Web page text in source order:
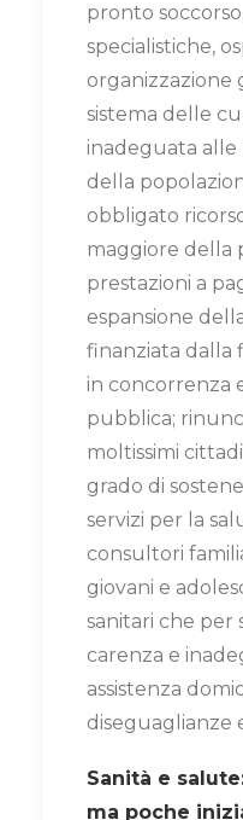
pronto
specialistiche,
organizzazione
sistema delle
inadeguata
della
obbligato
maggiore della
prestazioni a
espansione
finanziata dalla
in concorrenza
pubblica;
moltissimi
grado di
servizi per la
consultori
giovani e
sanitari che per
carenza e
assistenza
diseguaglianze
Sanità e
ma poche